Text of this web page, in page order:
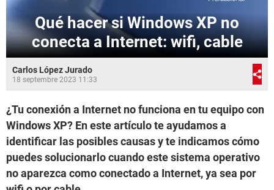
Qué hacer si Windows XP no
conecta a Internet: wifi, cable
Carlos López Jurado
18 septembre 2023 11:33
¿Tu conexión a Internet no funciona en tu equipo con
Windows XP? En este artículo te ayudamos a
identificar las posibles causas y te indicamos cómo
puedes solucionarlo cuando este sistema operativo
no aparezca como conectado a Internet, ya sea por